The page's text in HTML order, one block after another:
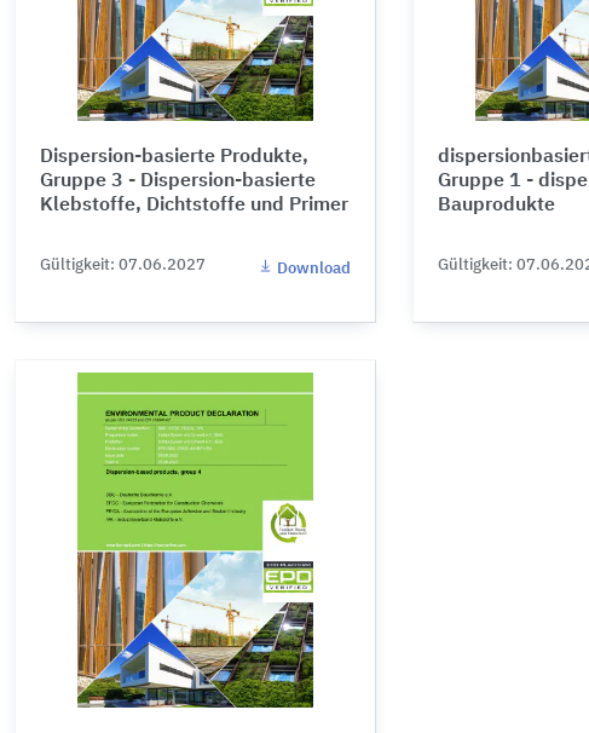
Dispersion-basierte Produkte,
Gruppe 3 - Dispersion-basierte
Klebstoffe, Dichtstoffe und Primer
Gültigkeit: 07.06.2027 Download
Gruppe 1 -
Bauprodukte
Gültigkeit: